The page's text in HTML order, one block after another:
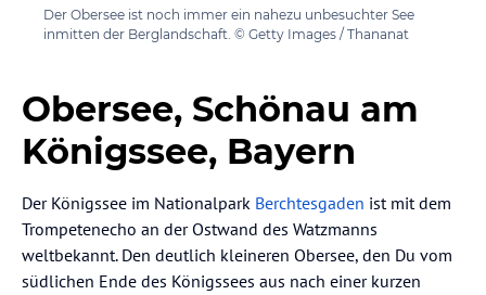
Der Obersee ist noch immer ein nahezu unbesuchter See
inmitten der Berglandschaft. © Getty Images / Thananat
Obersee, Schönau am
Königssee, Bayern
Der Königssee im Nationalpark Berchtesgaden ist mit dem
Trompetenecho an der Ostwand des Watzmanns
weltbekannt. Den deutlich kleineren Obersee, den Du vom
südlichen Ende des Königssees aus nach einer kurzen